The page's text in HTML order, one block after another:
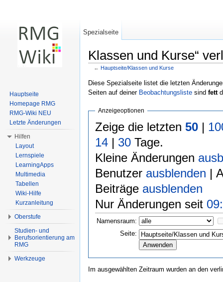
Klassen und Kurse“
← Hauptseite/Klassen und Kurse
Diese Spezialseite listet die letzten
Seiten auf deiner Beobachtungsliste sind fett
Anzeigeoptionen
Zeige die letzten 50|
14| 30Tage.
Kleine Änderungen
Benutzer ausblenden |
Beiträge ausblenden
Nur Änderungen seit
Namensraum:
Seite:
Im ausgewählten Zeitraum wurden an den
Spezialseite
Hauptseite
Homepage RMG
RMG-Wiki NEU
Letzte Änderungen
Hilfen
Layout
Lernspiele
LearningApps
Multimedia
Tabellen
Wiki-Hilfe
Kurzanleitung
Oberstufe
Studien- und
Berufsorientierung am
RMG
Werkzeuge